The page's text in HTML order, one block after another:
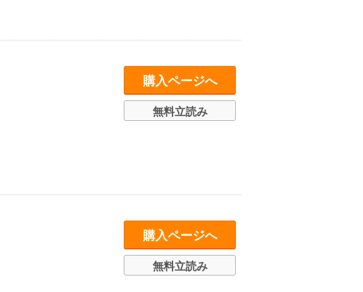
購入ページへ
無料立読み
購入ページへ
無料立読み